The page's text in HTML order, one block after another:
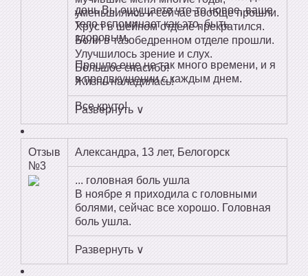
день Вы ощущаете что-то новое, ваше
тело вспоминает как это, быть
здоровым.
Прошло еще не так много времени, и я
в предвкушении с каждым днем.
Все круто!
уменьшились и сейчас вообще прошли.
Хруст в шейном отделе прекратился.
Боли в тазобедренном отделе прошли.
Улучшилось зрение и слух.
Большое спасибо!
Жизнь наладилась!
Развернуть ∨
Отзыв
№3
Александра, 13 лет, Белогорск
... головная боль ушла
В ноябре я приходила с головными
болями, сейчас все хорошо. Головная
боль ушла.
Развернуть ∨